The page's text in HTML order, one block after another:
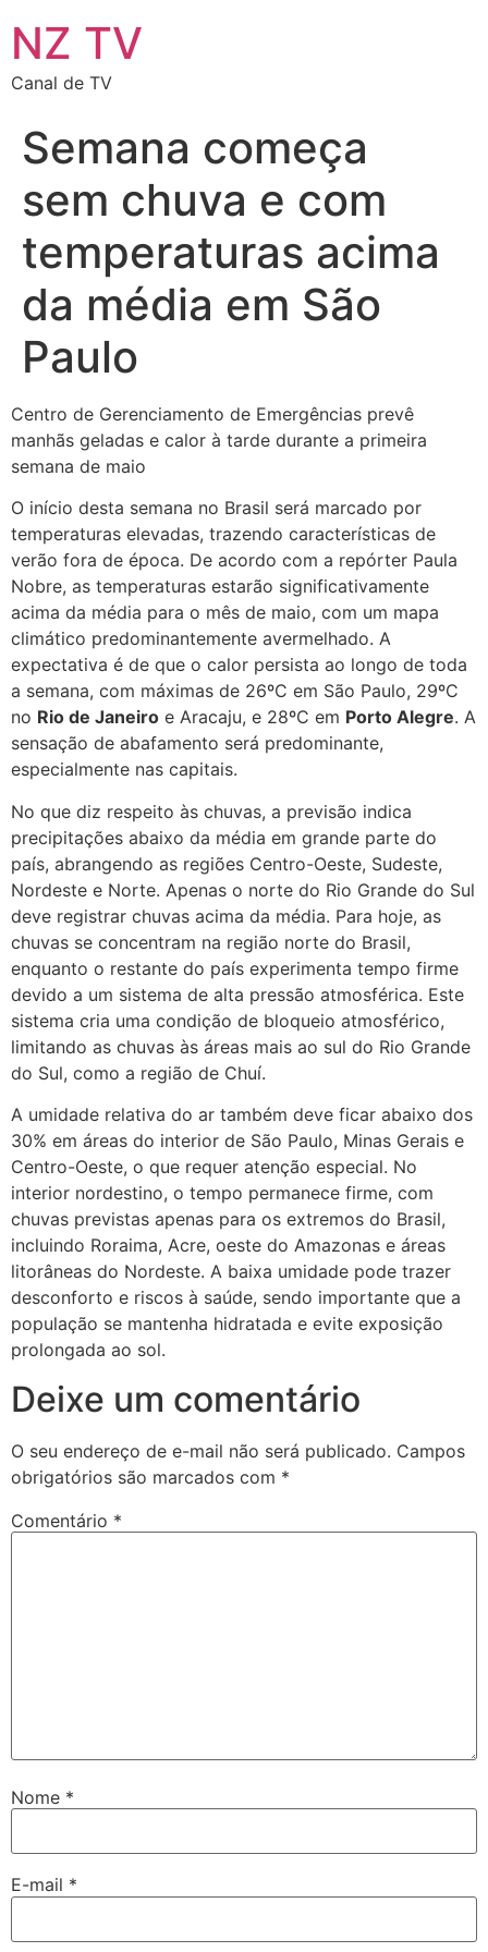
NZ TV
Canal de TV
Semana começa
sem chuva e com
temperaturas acima
da média em São
Paulo
Centro de Gerenciamento de Emergências prevê
manhãs geladas e calor à tarde durante a primeira
semana de maio
O início desta semana no Brasil será marcado por
temperaturas elevadas, trazendo características de
verão fora de época. De acordo com a repórter Paula
Nobre, as temperaturas estarão significativamente
acima da média para o mês de maio, com um mapa
climático predominantemente avermelhado. A
expectativa é de que o calor persista ao longo de toda
a semana, com máximas de 26ºC em São Paulo, 29ºC
no Rio de Janeiro e Aracaju, e 28ºC em Porto Alegre. A
sensação de abafamento será predominante,
especialmente nas capitais.
No que diz respeito às chuvas, a previsão indica
precipitações abaixo da média em grande parte do
país, abrangendo as regiões Centro-Oeste, Sudeste,
Nordeste e Norte. Apenas o norte do Rio Grande do Sul
deve registrar chuvas acima da média. Para hoje, as
chuvas se concentram na região norte do Brasil,
enquanto o restante do país experimenta tempo firme
devido a um sistema de alta pressão atmosférica. Este
sistema cria uma condição de bloqueio atmosférico,
limitando as chuvas às áreas mais ao sul do Rio Grande
do Sul, como a região de Chuí.
A umidade relativa do ar também deve ficar abaixo dos
30% em áreas do interior de São Paulo, Minas Gerais e
Centro-Oeste, o que requer atenção especial. No
interior nordestino, o tempo permanece firme, com
chuvas previstas apenas para os extremos do Brasil,
incluindo Roraima, Acre, oeste do Amazonas e áreas
litorâneas do Nordeste. A baixa umidade pode trazer
desconforto e riscos à saúde, sendo importante que a
população se mantenha hidratada e evite exposição
prolongada ao sol.
Deixe um comentário
O seu endereço de e-mail não será publicado. Campos
obrigatórios são marcados com *
Comentário *
Nome *
E-mail *